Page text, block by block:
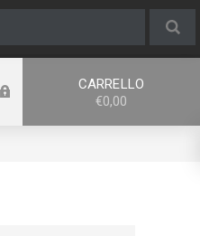
CARRELLO
€0,00